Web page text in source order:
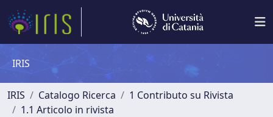
IRIS
IRIS Catalogo Ricerca
1 Contributo su Rivista
1.1 Articolo in rivista